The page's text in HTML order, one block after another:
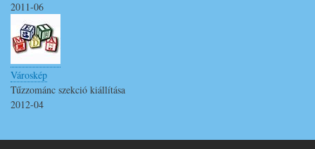
2011-06
Városkép
Tűzzománc szekció kiállítása
2012-04